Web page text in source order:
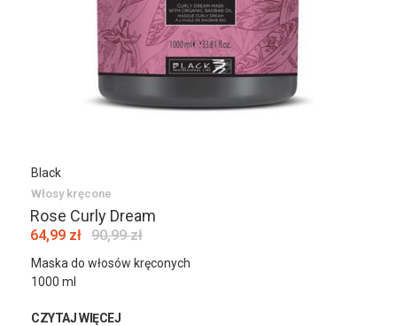
Black
Włosy kręcone
Rose Curly Dream
64,99 zł 90,99 zł
Maska do włosów kręconych
1000 ml
CZYTAJ WIĘCEJ